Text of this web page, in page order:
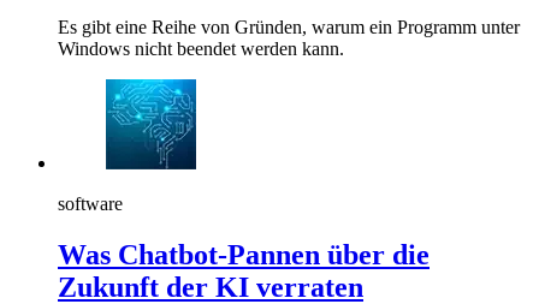
Es gibt eine Reihe von Gründen, warum ein Programm unter
Windows nicht beendet werden kann.
software
Was Chatbot-Pannen über die
Zukunft der KI verraten